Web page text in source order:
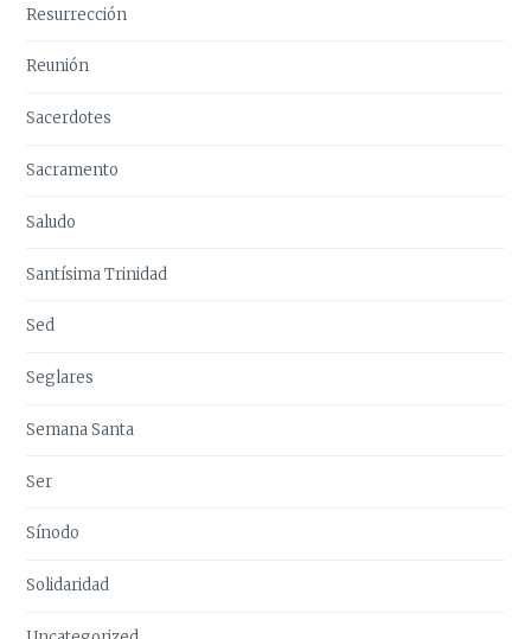
Resurrección
Reunión
Sacerdotes
Sacramento
Saludo
Santísima Trinidad
Sed
Seglares
Semana Santa
Ser
Sínodo
Solidaridad